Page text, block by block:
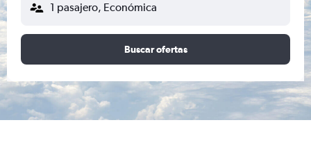
1 pasajero, Económica
Buscar ofertas